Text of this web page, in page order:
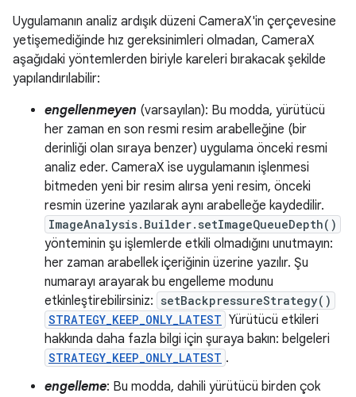
Uygulamanın analiz ardışık düzeni CameraX'in çerçevesine
yetişemediğinde hız gereksinimleri olmadan, CameraX
aşağıdaki yöntemlerden biriyle kareleri bırakacak şekilde
yapılandırılabilir:
engellenmeyen (varsayılan): Bu modda, yürütücü
her zaman en son resmi resim arabelleğine (bir
derinliği olan sıraya benzer) uygulama önceki resmi
analiz eder. CameraX ise uygulamanın işlenmesi
bitmeden yeni bir resim alırsa yeni resim, önceki
resmin üzerine yazılarak aynı arabelleğe kaydedilir.
ImageAnalysis.Builder.setImageQueueDepth()
yönteminin şu işlemlerde etkili olmadığını unutmayın:
her zaman arabellek içeriğinin üzerine yazılır. Şu
numarayı arayarak bu engelleme modunu
etkinleştirebilirsiniz: setBackpressureStrategy()
STRATEGY_KEEP_ONLY_LATEST Yürütücü etkileri
hakkında daha fazla bilgi için şuraya bakın: belgeleri
STRATEGY_KEEP_ONLY_LATEST .
engelleme: Bu modda, dahili yürütücü birden çok